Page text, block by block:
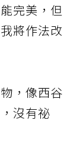
完美，但
將作法改
，像西谷
沒有祕